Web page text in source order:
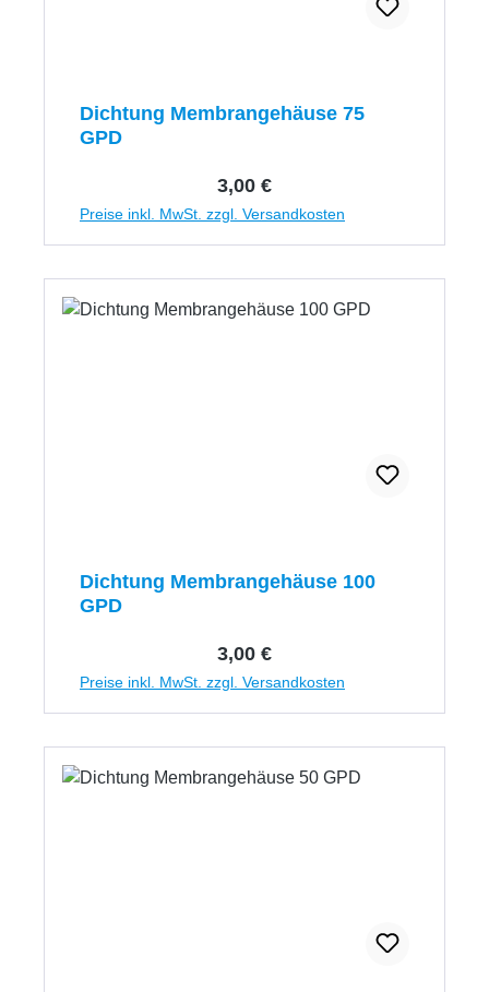
Dichtung Membrangehäuse 75
GPD
Regulärer Preis:
3,00 €
Preise inkl. MwSt. zzgl. Versandkosten
Dichtung Membrangehäuse 100
GPD
Regulärer Preis:
3,00 €
Preise inkl. MwSt. zzgl. Versandkosten